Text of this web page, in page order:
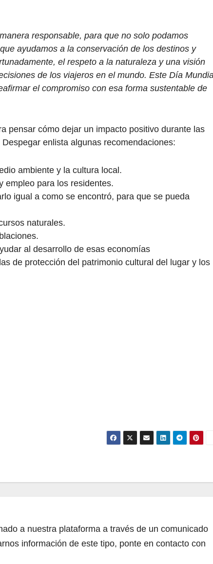
responsable, para que no solo podamos
ayudamos a la conservación de los destinos y
el respeto a la naturaleza y una visión
de los viajeros en el mundo. Este Día
el compromiso con esa forma sustentable de
pensar cómo dejar un impacto positivo durante las
enlista algunas recomendaciones:
ambiente y la cultura local.
empleo para los residentes.
igual a como se encontró, para que se pueda
naturales.
al desarrollo de esas economías
de protección del patrimonio cultural del lugar y los
a nuestra plataforma a través de un comunicado
información de este tipo, ponte en contacto con